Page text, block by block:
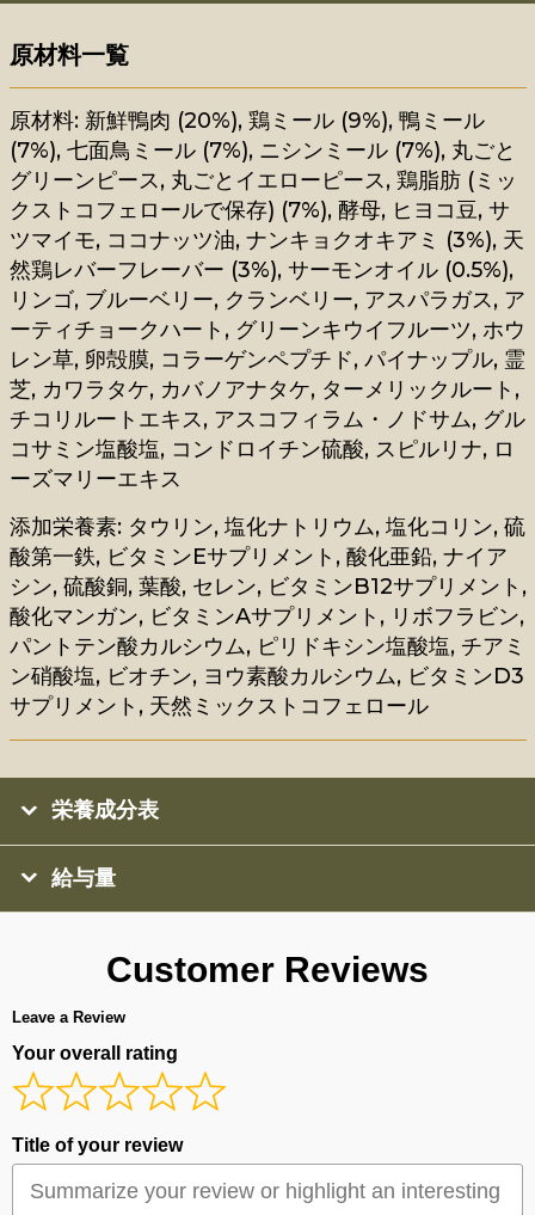
原材料一覧
原材料: 新鮮鴨肉 (20%), 鶏ミール (9%), 鴨ミール
(7%), 七面鳥ミール (7%), ニシンミール (7%), 丸ごと
グリーンピース, 丸ごとイエローピース, 鶏脂肪 (ミッ
クストコフェロールで保存) (7%), 酵母, ヒヨコ豆, サ
ツマイモ, ココナッツ油, ナンキョクオキアミ (3%), 天
然鶏レバーフレーバー (3%), サーモンオイル (0.5%),
リンゴ, ブルーベリー, クランベリー, アスパラガス, ア
ーティチョークハート, グリーンキウイフルーツ, ホウ
レン草, 卵殻膜, コラーゲンペプチド, パイナップル, 霊
芝, カワラタケ, カバノアナタケ, ターメリックルート,
チコリルートエキス, アスコフィラム・ノドサム, グル
コサミン塩酸塩, コンドロイチン硫酸, スピルリナ, ロ
ーズマリーエキス
添加栄養素: タウリン, 塩化ナトリウム, 塩化コリン, 硫
酸第一鉄, ビタミンEサプリメント, 酸化亜鉛, ナイア
シン, 硫酸銅, 葉酸, セレン, ビタミンB12サプリメント,
酸化マンガン, ビタミンAサプリメント, リボフラビン,
パントテン酸カルシウム, ピリドキシン塩酸塩, チアミ
ン硝酸塩, ビオチン, ヨウ素酸カルシウム, ビタミンD3
サプリメント, 天然ミックストコフェロール
栄養成分表
給与量
Customer Reviews
Leave a Review
Your overall rating
Title of your review